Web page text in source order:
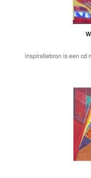
inspiratiebron is een cd